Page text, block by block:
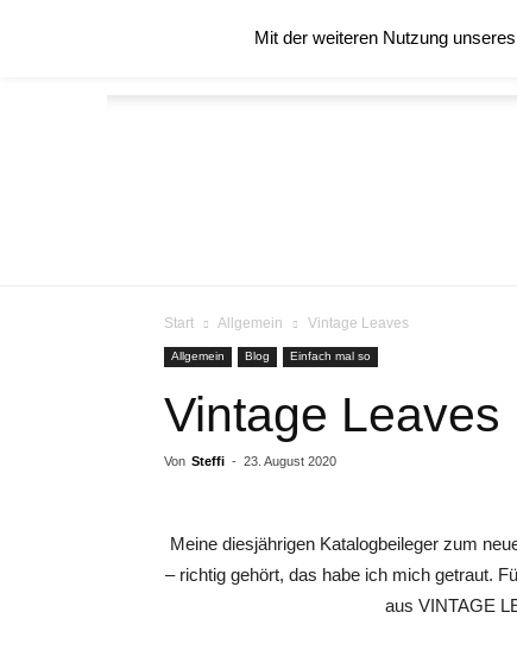
Start Allgemein Vintage Leaves
Allgemein Blog Einfach mal so
Vintage Leaves
Von Steffi - 23. August 2020
Meine diesjährigen Katalogbeileger zum
– richtig gehört, das habe ich mich getraut.
aus VINTAGE
Mit der weiteren Nutzung